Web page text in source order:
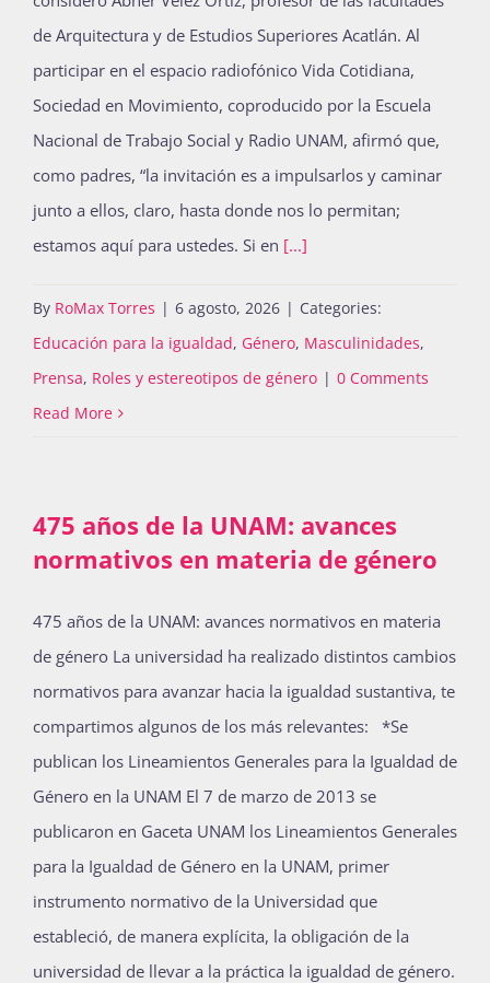
de Arquitectura y de Estudios Superiores Acatlán. Al
participar en el espacio radiofónico Vida Cotidiana,
Sociedad en Movimiento, coproducido por la Escuela
Nacional de Trabajo Social y Radio UNAM, afirmó que,
como padres, “la invitación es a impulsarlos y caminar
junto a ellos, claro, hasta donde nos lo permitan;
estamos aquí para ustedes. Si en [...]
By RoMax Torres | 6 agosto, 2026 | Categories:
Educación para la igualdad, Género, Masculinidades,
Prensa, Roles y estereotipos de género | 0 Comments
Read More
475 años de la UNAM: avances
normativos en materia de género
475 años de la UNAM: avances normativos en materia
de género La universidad ha realizado distintos cambios
normativos para avanzar hacia la igualdad sustantiva, te
compartimos algunos de los más relevantes: *Se
publican los Lineamientos Generales para la Igualdad de
Género en la UNAM El 7 de marzo de 2013 se
publicaron en Gaceta UNAM los Lineamientos Generales
para la Igualdad de Género en la UNAM, primer
instrumento normativo de la Universidad que
estableció, de manera explícita, la obligación de la
universidad de llevar a la práctica la igualdad de género.